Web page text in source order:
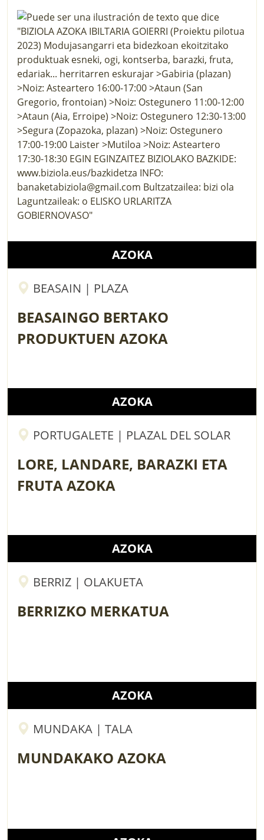
AZOKA
BEASAIN | PLAZA
BEASAINGO BERTAKO
PRODUKTUEN AZOKA
AZOKA
PORTUGALETE | PLAZAL DEL SOLAR
LORE, LANDARE, BARAZKI ETA
FRUTA AZOKA
AZOKA
BERRIZ | OLAKUETA
BERRIZKO MERKATUA
AZOKA
MUNDAKA | TALA
MUNDAKAKO AZOKA